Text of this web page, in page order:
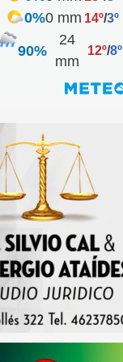
0%0 mm 14º/3º
90%
24
mm
12º/8º